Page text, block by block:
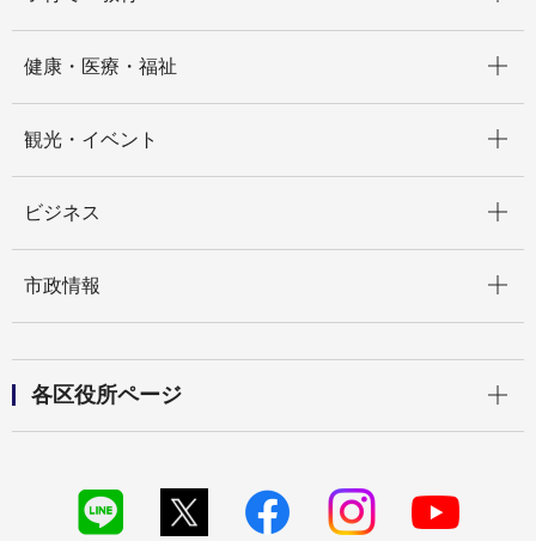
健康・医療・福祉
観光・イベント
ビジネス
市政情報
各区役所ページ